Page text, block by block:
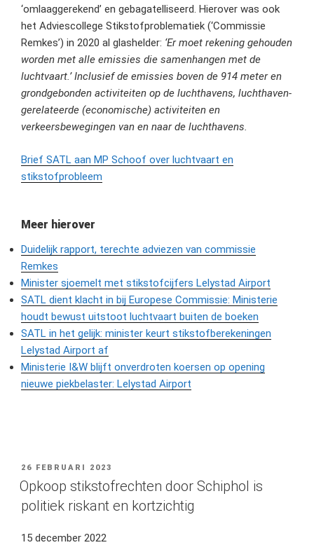
‘omlaaggerekend’ en gebagatelliseerd. Hierover was ook
het Adviescollege Stikstofproblematiek (‘Commissie
Remkes’) in 2020 al glashelder: ‘Er moet rekening gehouden
worden met alle emissies die samenhangen met de
luchtvaart.’ Inclusief de emissies boven de 914 meter en
grondgebonden activiteiten op de luchthavens, luchthaven-
gerelateerde (economische) activiteiten en
verkeersbewegingen van en naar de luchthavens.
Brief SATL aan MP Schoof over luchtvaart en
stikstofprobleem
Meer hierover
Duidelijk rapport, terechte adviezen van commissie
Remkes
Minister sjoemelt met stikstofcijfers Lelystad Airport
SATL dient klacht in bij Europese Commissie: Ministerie
houdt bewust uitstoot luchtvaart buiten de boeken
SATL in het gelijk: minister keurt stikstofberekeningen
Lelystad Airport af
Ministerie I&W blijft onverdroten koersen op opening
nieuwe piekbelaster: Lelystad Airport
GEPLAATST
OP
26 FEBRUARI 2023
Opkoop stikstofrechten door Schiphol is
politiek riskant en kortzichtig
15 december 2022